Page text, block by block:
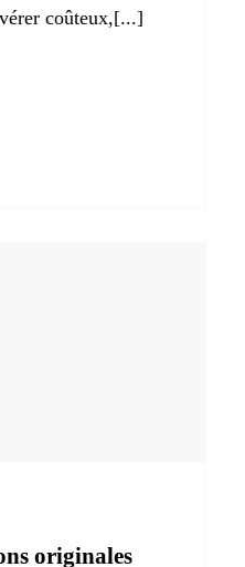
coûteux,[...]
originales